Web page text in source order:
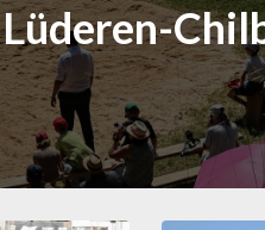
Lüderen-